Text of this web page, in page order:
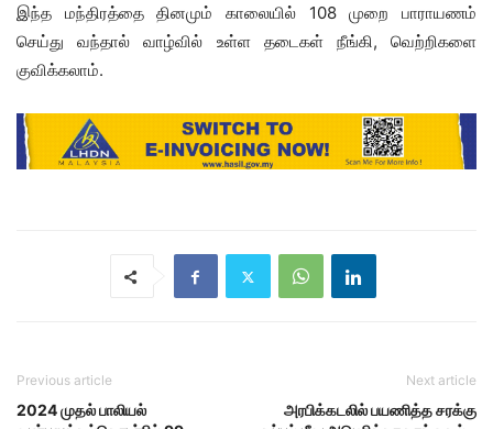
இந்த மந்திரத்தை தினமும் காலையில் 108 முறை பாராயணம்
செய்து வந்தால் வாழ்வில் உள்ள தடைகள் நீங்கி, வெற்றிகளை
குவிக்கலாம்.
Previous article
2024 முதல் பாலியல்
Next article
அரபிக்கடலில் பயணித்த சரக்கு